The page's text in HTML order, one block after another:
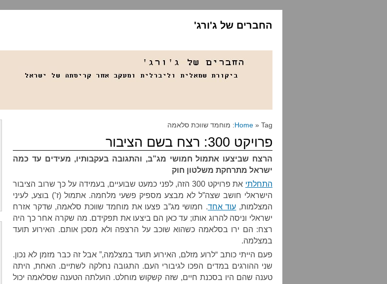
החברים של ג'ורג'
Home » Tag: מוחמד שווכת סלאמה
פרויקט 300: רצח בשם הציבור
הרצח שביצעו אתמול חמושי מג”ב, והתגובה בעקבותיו, מעידים עד כמה
ישראל מתרחקת משלטון חוק
התחלתי
את פרויקט 300 הזה, לפני כמעט שבועיים, בעמידה על כך שרוב הציבור
הישראלי חושב שצה”ל לא מבצע מספיק פשעי מלחמה. אתמול (ז’) בוצע, לעיני
המצלמות, עוד אחד. חמושי מג”ב פצעו את מוחמד שווכת סלאמה, שדקר אזרח
ישראלי וניסה להרוג אותו; עד כאן הם ביצעו את תפקידם. מה שקרה אחר כך היה
רצח: הם ירו בסלאמה כשהוא שוכב על הרצפה ולא מסכן אותם. האירוע תועד
במצלמה.
פעם הייתי כותב “לרוע מזלם, האירוע תועד במצלמה,” אבל זה כבר מזמן לא נכון.
שני ההורגים במדים הפכו לגיבורי העם. התגובה נחלקה לשתיים. האחת, היתה
טענה שהם היו בסכנת חיים, שזה קשקוש מוחלט. הועלתה הטענה שסלאמה יכול